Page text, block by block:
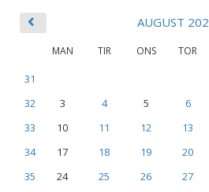
AUGUST
MAN TIR ONS TOR
31
32
3 4 5 6
33
10 11 12 13
34
17 18 19 20
35
24 25 26 27